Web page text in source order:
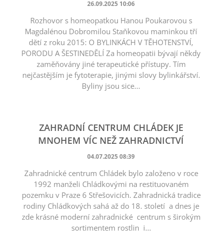
26.09.2025 10:06
Rozhovor s homeopatkou Hanou Poukarovou s
Magdalénou Dobromilou Staňkovou maminkou tří
dětí z roku 2015: O BYLINKÁCH V TĚHOTENSTVÍ,
PORODU A ŠESTINEDĚLÍ Za homeopatii bývají někdy
zaměňovány jiné terapeutické přístupy. Tím
nejčastějším je fytoterapie, jinými slovy bylinkářství.
Byliny jsou sice...
ZAHRADNÍ CENTRUM CHLÁDEK JE
MNOHEM VÍC NEŽ ZAHRADNICTVÍ
04.07.2025 08:39
Zahradnické centrum Chládek bylo založeno v roce
1992 manželi Chládkovými na restituovaném
pozemku v Praze 6 Střešovicích. Zahradnická tradice
rodiny Chládkových sahá až do 18. století a dnes je
zde krásné moderní zahradnické centrum s širokým
sortimentem rostlin i...